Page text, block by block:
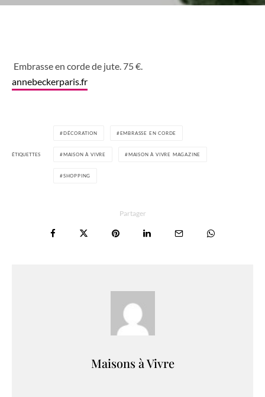
Embrasse en corde de jute. 75 €.
annebeckerparis.fr
ÉTIQUETTES
DÉCORATION EMBRASSE EN CORDE
MAISON À VIVRE MAISON À VIVRE MAGAZINE
SHOPPING
Partager
Maisons à Vivre